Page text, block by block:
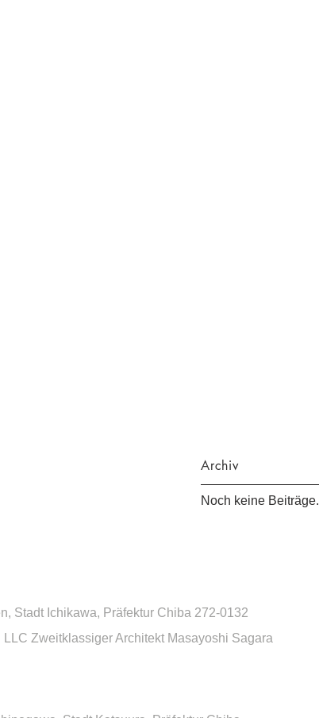
Archiv
Noch keine Beiträge.
Stadt Ichikawa, Präfektur Chiba 272-0132
Zweitklassiger Architekt Masayoshi Sagara